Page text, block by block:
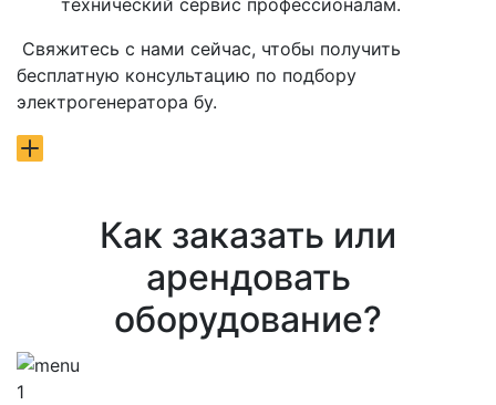
технический сервис профессионалам.
Свяжитесь с нами сейчас, чтобы получить
бесплатную консультацию по подбору
электрогенератора бу.
Как заказать или
арендовать
оборудование?
1